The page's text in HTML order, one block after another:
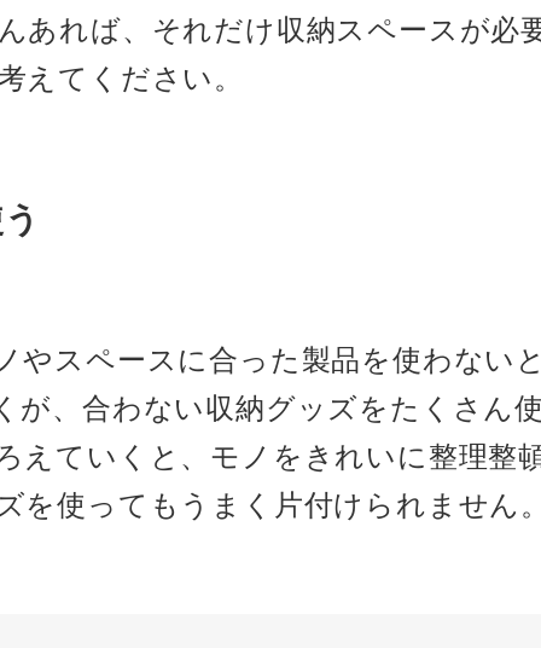
あれば、それだけ収納スペースが必
えてください。
やスペースに合った製品を使わない
が、合わない収納グッズをたくさん
えていくと、モノをきれいに整理整
を使ってもうまく片付けられません。